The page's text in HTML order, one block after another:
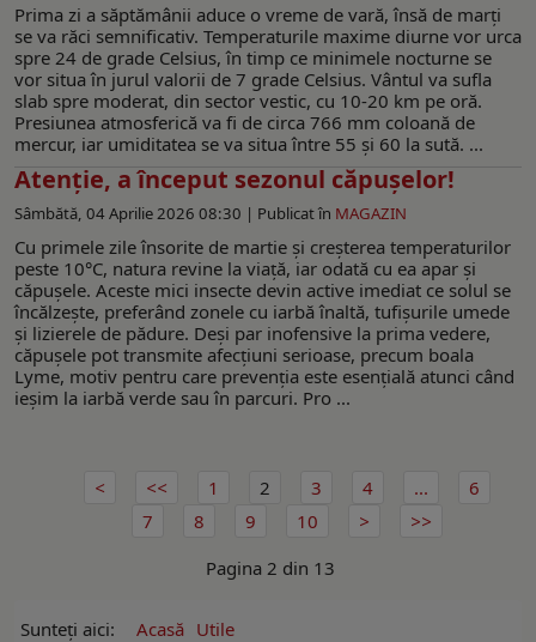
Prima zi a săptămânii aduce o vreme de vară, însă de marţi
se va răci semnificativ. Temperaturile maxime diurne vor urca
spre 24 de grade Celsius, în timp ce minimele nocturne se
vor situa în jurul valorii de 7 grade Celsius. Vântul va sufla
slab spre moderat, din sector vestic, cu 10-20 km pe oră.
Presiunea atmosferică va fi de circa 766 mm coloană de
mercur, iar umiditatea se va situa între 55 şi 60 la sută. ...
Atenție, a început sezonul căpușelor!
Sâmbătă, 04 Aprilie 2026 08:30 | Publicat în MAGAZIN
Cu primele zile însorite de martie și creșterea temperaturilor
peste 10°C, natura revine la viață, iar odată cu ea apar și
căpușele. Aceste mici insecte devin active imediat ce solul se
încălzește, preferând zonele cu iarbă înaltă, tufișurile umede
și lizierele de pădure. Deși par inofensive la prima vedere,
căpușele pot transmite afecțiuni serioase, precum boala
Lyme, motiv pentru care prevenția este esențială atunci când
ieșim la iarbă verde sau în parcuri. Pro ...
1 2 3 4 ...
6
7
8 9
10
Pagina 2 din 13
Sunteți aici: Acasă Utile